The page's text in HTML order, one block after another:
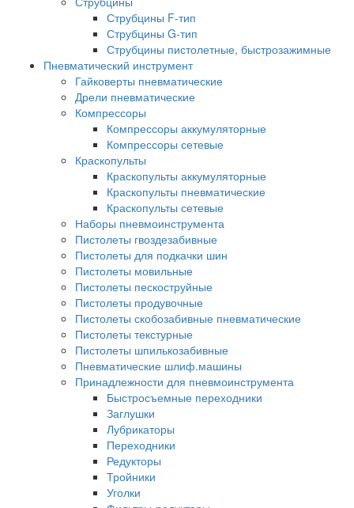
Струбцины F-тип
Струбцины G-тип
Струбцины пистолетные, быстрозажимные
Пневматический инструмент
Гайковерты пневматические
Дрели пневматические
Компрессоры
Компрессоры аккумуляторные
Компрессоры сетевые
Краскопульты
Краскопульты аккумуляторные
Краскопульты пневматические
Краскопульты сетевые
Наборы пневмоинструмента
Пистолеты гвоздезабивные
Пистолеты для подкачки шин
Пистолеты мовильные
Пистолеты пескоструйные
Пистолеты продувочные
Пистолеты скобозабивные пневматические
Пистолеты текстурные
Пистолеты шпилькозабивные
Пневматические шлиф.машины
Принадлежности для пневмоинструмента
Быстросъемные переходники
Заглушки
Лубрикаторы
Переходники
Редукторы
Тройники
Уголки